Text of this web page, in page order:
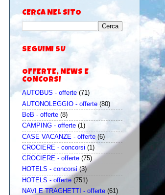
CERCA NEL SITO
SEGUIMI SU
OFFERTE, NEWS E
CONCORSI
AUTOBUS - offerte (71)
AUTONOLEGGIO - offerte (80)
BeB - offerte (8)
CAMPING - offerte (1)
CASE VACANZE - offerte (6)
CROCIERE - concorsi (1)
CROCIERE - offerte (75)
HOTELS - concorsi (3)
HOTELS - offerte (751)
NAVI E TRAGHETTI - offerte (61)